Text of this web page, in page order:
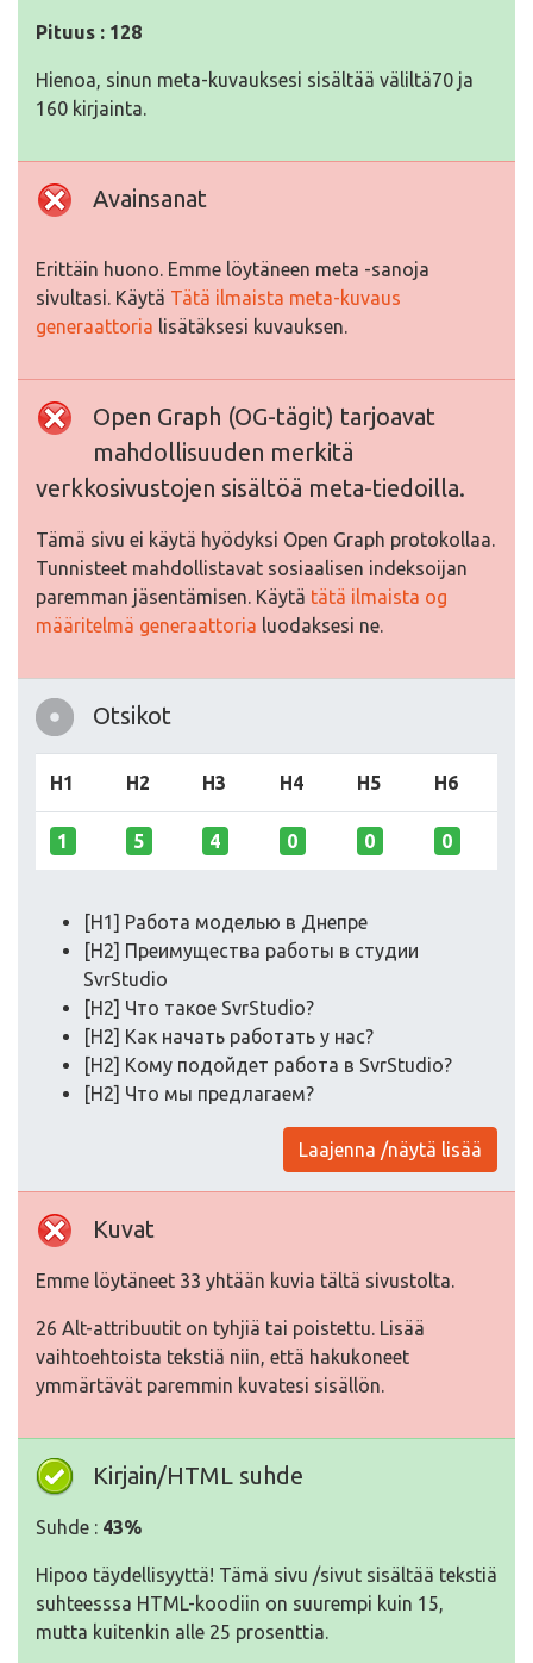
Pituus : 128
Hienoa, sinun meta-kuvauksesi sisältää väliltä70 ja
160 kirjainta.
Avainsanat
Erittäin huono. Emme löytäneen meta -sanoja
sivultasi. Käytä Tätä ilmaista meta-kuvaus
generaattoria lisätäksesi kuvauksen.
Open Graph (OG-tägit) tarjoavat
mahdollisuuden merkitä
verkkosivustojen sisältöä meta-tiedoilla.
Tämä sivu ei käytä hyödyksi Open Graph protokollaa.
Tunnisteet mahdollistavat sosiaalisen indeksoijan
paremman jäsentämisen. Käytä tätä ilmaista og
määritelmä generaattoria luodaksesi ne.
Otsikot
H1 H2 H3 H4 H5 H6
1 5 4 0 0 0
[H1] Работа моделью в Днепре
[H2] Преимущества работы в студии
SvrStudio
[H2] Что такое SvrStudio?
[H2] Как начать работать у нас?
[H2] Кому подойдет работа в SvrStudio?
[H2] Что мы предлагаем?
Laajenna /näytä lisää
Kuvat
Emme löytäneet 33 yhtään kuvia tältä sivustolta.
26 Alt-attribuutit on tyhjiä tai poistettu. Lisää
vaihtoehtoista tekstiä niin, että hakukoneet
ymmärtävät paremmin kuvatesi sisällön.
Kirjain/HTML suhde
Suhde : 43%
Hipoo täydellisyyttä! Tämä sivu /sivut sisältää tekstiä
suhteesssa HTML-koodiin on suurempi kuin 15,
mutta kuitenkin alle 25 prosenttia.